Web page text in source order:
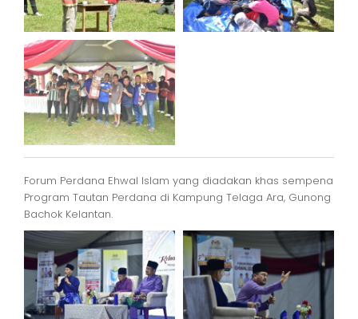
Forum Perdana Ehwal Islam yang diadakan khas sempena
Program Tautan Perdana di Kampung Telaga Ara, Gunong
Bachok Kelantan.